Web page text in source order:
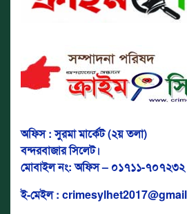
অফিস : সুরমা মার্কেট (২য় তলা)
বন্দরবাজার সিলেট।
মোবাইল নং: অফিস – ০১৭১১-৭০৭২৩২
ই-মেইল :